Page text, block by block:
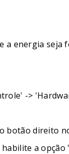
a energia seja
->
botão direito
a